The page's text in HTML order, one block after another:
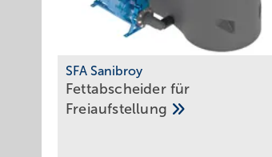
SFA Sanibroy
Fettabscheider für
Freiaufstellung